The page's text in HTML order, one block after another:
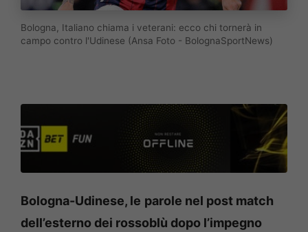
Bologna, Italiano chiama i veterani: ecco chi tornerà in
campo contro l'Udinese (Ansa Foto - BolognaSportNews)
Bologna-Udinese, le parole nel post match
dell’esterno dei rossoblù dopo l’impegno